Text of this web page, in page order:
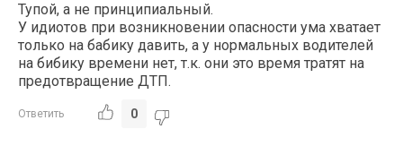
Тупой, а не принципиальный.
У идиотов при возникновении опасности ума хватает
только на бабику давить, а у нормальных водителей
на бибику времени нет, т.к. они это время тратят на
предотвращение ДТП.
Ответить 0